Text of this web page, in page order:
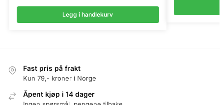
Legg i handlekurv
Fast pris på frakt
Kun 79,- kroner i Norge
Åpent kjøp i 14 dager